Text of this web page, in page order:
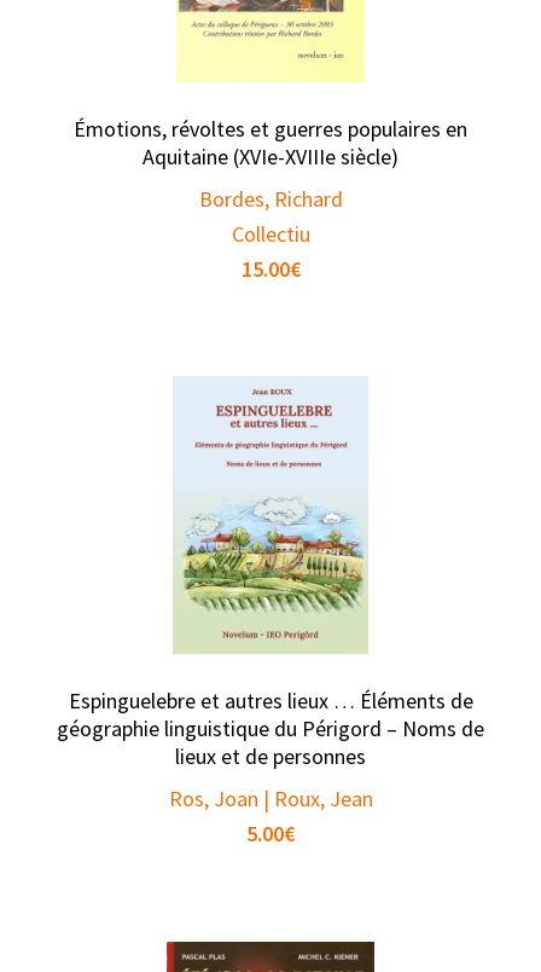
Émotions, révoltes et guerres populaires en
Aquitaine (XVIe-XVIIIe siècle)
Bordes, Richard
Collectiu
15.00€
Espinguelebre et autres lieux … Éléments de
géographie linguistique du Périgord – Noms de
lieux et de personnes
Ros, Joan | Roux, Jean
5.00€